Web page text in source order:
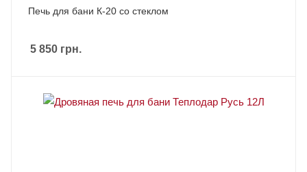
Печь для бани К-20 со стеклом
5 850 грн.